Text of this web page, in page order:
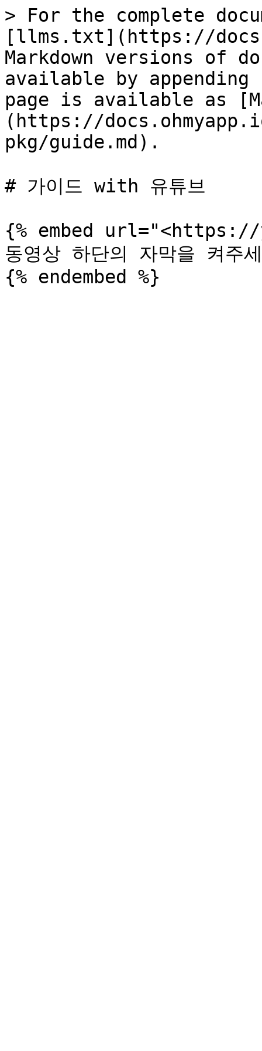
> For the complete
[llms.txt](https://
Markdown versions of
available by
page is available as
(https://
pkg/guide.md).
# 가이드 with 유튜브
{% embed url="<https://
동영상 하단의 자막을 켜주